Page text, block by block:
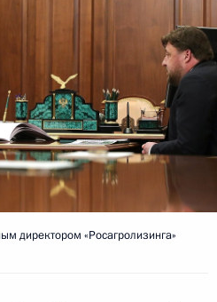
директором «Росагролизинга»